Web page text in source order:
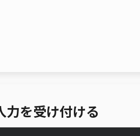
力を受け付ける